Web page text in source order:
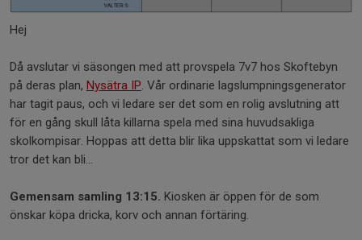
Hej
Då avslutar vi säsongen med att provspela 7v7 hos Skoftebyn
på deras plan, Nysätra IP. Vår ordinarie lagslumpningsgenerator
har tagit paus, och vi ledare ser det som en rolig avslutning att
för en gång skull låta killarna spela med sina huvudsakliga
skolkompisar. Hoppas att detta blir lika uppskattat som vi ledare
tror det kan bli...
Gemensam samling 13:15. Kiosken är öppen för de som
önskar köpa dricka, korv och annan förtäring.